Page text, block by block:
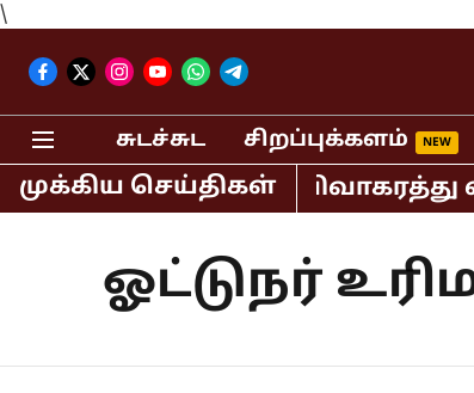
\
சுடச்சுட சிறப்புக்களம்
முக்கிய செய்திகள்
விஜய் - சங்கீதா விவாகரத்து
ஓட்டுநர்